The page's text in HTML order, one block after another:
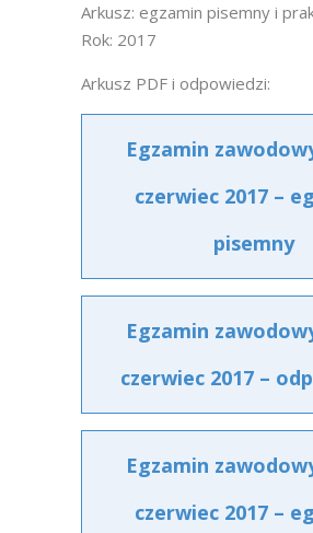
Arkusz: egzamin pisemny i
Rok: 2017
Arkusz PDF i odpowiedzi:
Egzamin
czerwiec 2017 –
pisemny
Egzamin
czerwiec 2017 –
Egzamin
czerwiec 2017 –